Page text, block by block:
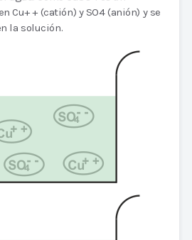
Cu+ + (catión) y SO4 (anión) y se
la solución.